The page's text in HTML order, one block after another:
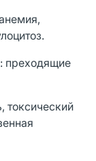
преходящие
токсический